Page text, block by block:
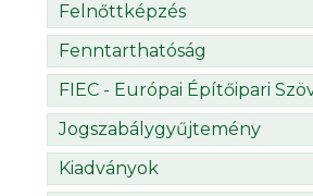
Felnőttképzés
Fenntarthatóság
FIEC - Európai Építőipari
Jogszabálygyűjtemény
Kiadványok